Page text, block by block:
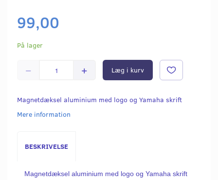
99,00
På lager
Læg i kurv
Magnetdæksel aluminium med logo og Yamaha skrift
Mere information
BESKRIVELSE
Magnetdæksel aluminium med logo og Yamaha skrift